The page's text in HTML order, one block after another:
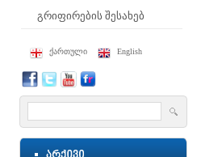
გრიფირების შესახებ
ქართული English